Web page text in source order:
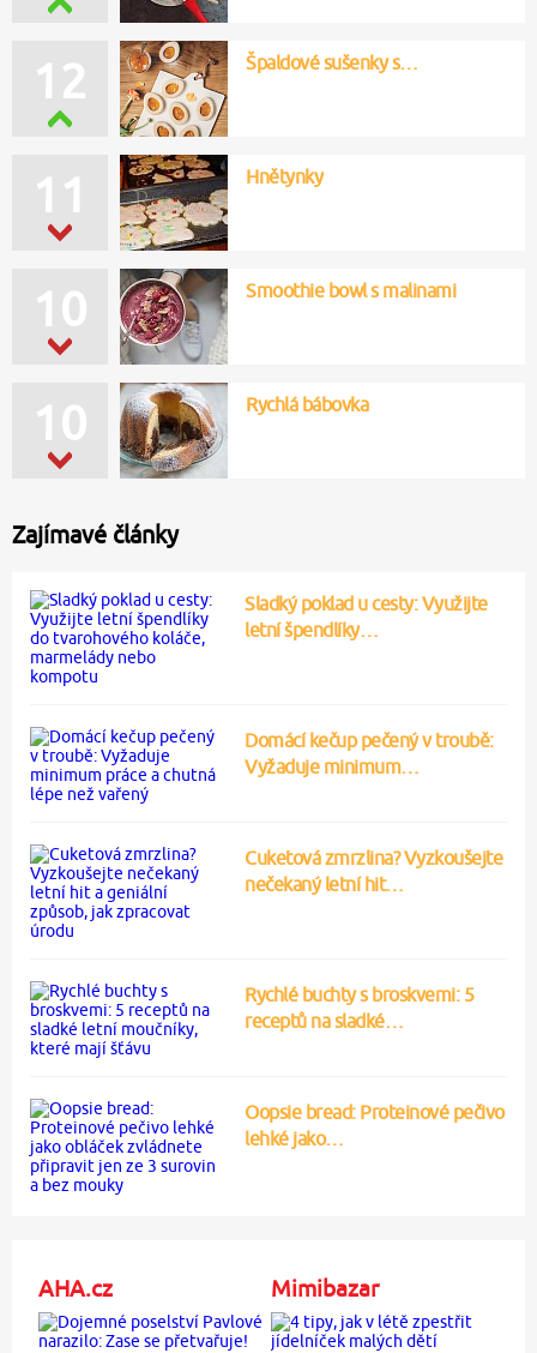
11 Hnětynky
10 Smoothie bowl s malinami
10 Rychlá bábovka
12 Špaldové sušenky s…
Zajímavé články
Sladký poklad u cesty: Využijte
letní špendlíky…
Domácí kečup pečený v troubě:
Vyžaduje minimum…
Cuketová zmrzlina? Vyzkoušejte
nečekaný letní hit…
Rychlé buchty s broskvemi: 5
receptů na sladké…
Oopsie bread: Proteinové pečivo
lehké jako…
AHA.cz Mimibazar